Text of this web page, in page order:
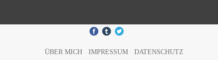
ÜBER MICH IMPRESSUM DATENSCHUTZ